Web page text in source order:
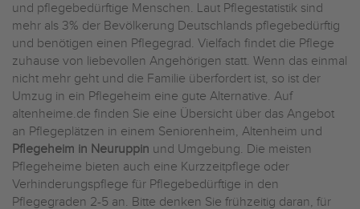
und pflegebedürftige Menschen. Laut Pflegestatistik sind
mehr als 3% der Bevölkerung Deutschlands pflegebedürftig
und benötigen einen Pflegegrad. Vielfach findet die Pflege
zuhause von liebevollen Angehörigen statt. Wenn das einmal
nicht mehr geht und die Familie überfordert ist, so ist der
Umzug in ein Pflegeheim eine gute Alternative. Auf
altenheime.de finden Sie eine Übersicht über das Angebot
an Pflegeplätzen in einem Seniorenheim, Altenheim und
Pflegeheim in Neuruppin und Umgebung. Die meisten
Pflegeheime bieten auch eine Kurzzeitpflege oder
Verhinderungspflege für Pflegebedürftige in den
Pflegegraden 2-5 an. Bitte denken Sie frühzeitig daran, für